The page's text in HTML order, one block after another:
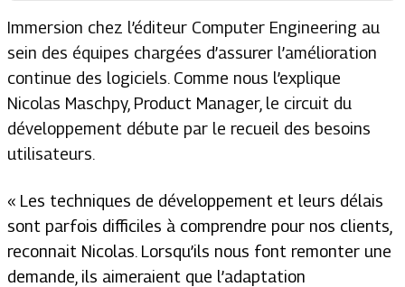
Immersion chez l’éditeur Computer Engineering au
sein des équipes chargées d’assurer l’amélioration
continue des logiciels. Comme nous l’explique
Nicolas Maschpy, Product Manager, le circuit du
développement débute par le recueil des besoins
utilisateurs.
« Les techniques de développement et leurs délais
sont parfois difficiles à comprendre pour nos clients,
reconnait Nicolas. Lorsqu’ils nous font remonter une
demande, ils aimeraient que l’adaptation